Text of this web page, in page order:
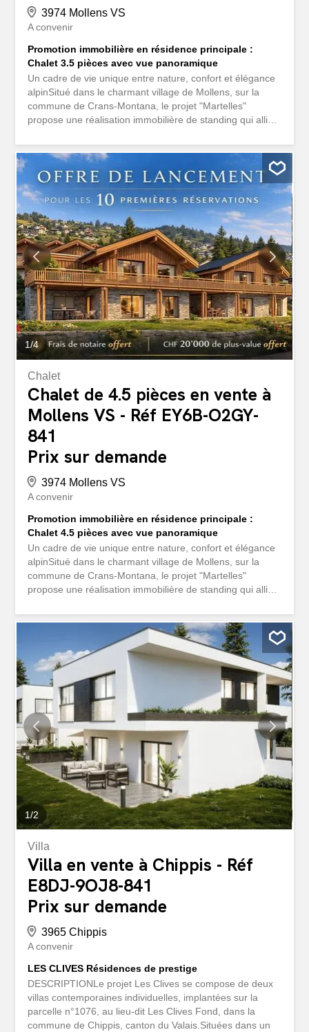
3974 Mollens VS
A convenir
Promotion immobilière en résidence principale :
Chalet 3.5 pièces avec vue panoramique
Un cadre de vie unique entre nature, confort et élégance
alpinSitué dans le charmant village de Mollens, sur la
commune de Crans-Montana, le projet "Martelles"
propose une réalisation immobilière de standing qui allie
contemporain haut de gamme. À seulement quelques
minutes du centre de Crans et des remontées
mécaniques, ce projet bénéficie d'un emplacement
privilégié, ensoleillé et paisible, avec une vue imprenable
sur les Alpes Valaisannes
1/4
Chalet
Chalet de 4.5 pièces en vente à
Mollens VS - Réf EY6B-O2GY-
841
Prix sur demande
3974 Mollens VS
A convenir
Promotion immobilière en résidence principale :
Chalet 4.5 pièces avec vue panoramique
Un cadre de vie unique entre nature, confort et élégance
alpinSitué dans le charmant village de Mollens, sur la
commune de Crans-Montana, le projet "Martelles"
propose une réalisation immobilière de standing qui allie
contemporain haut de gamme. À seulement quelques
minutes du centre de Crans et des remontées
mécaniques, ce projet bénéficie d'un emplacement
privilégié, ensoleillé et paisible, avec une vue imprenable
sur les Alpes Valaisannes
1/2
Villa
Villa en vente à Chippis - Réf
E8DJ-9OJ8-841
Prix sur demande
3965 Chippis
A convenir
LES CLIVES Résidences de prestige
DESCRIPTIONLe projet Les Clives se compose de deux
villas contemporaines individuelles, implantées sur la
parcelle n°1076, au lieu-dit Les Clives Fond, dans la
commune de Chippis, canton du Valais.Situées dans un